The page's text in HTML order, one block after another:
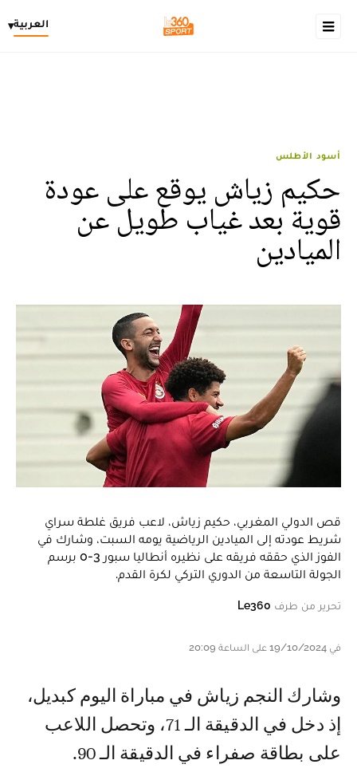
العربية▾
أسود الأطلس
حكيم زياش يوقع على عودة
قوية بعد غياب طويل عن
الميادين
قص الدولي المغربي، حكيم زياش، لاعب فريق غلطة سراي
شريط عودته إلى الميادين الرياضية يومه السبت، وشارك في
الفوز الذي حققه فريقه على نظيره أنطاليا سبور 3-0 برسم
الجولة التاسعة من الدوري التركي لكرة القدم.
تحرير من طرف Le360
في 19/10/2024 على الساعة 20:09
وشارك النجم زياش في مباراة اليوم كبديل،
إذ دخل في الدقيقة الـ 71، وتحصل اللاعب
على بطاقة صفراء في الدقيقة الـ 90.